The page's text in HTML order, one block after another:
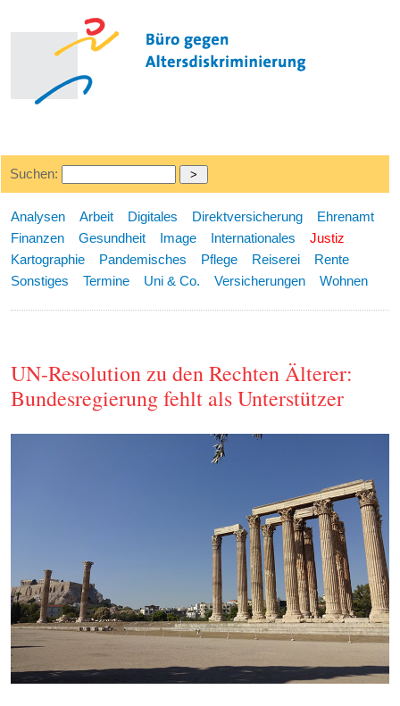
Suchen:
Analysen Arbeit Digitales Direktversicherung
Ehrenamt
Finanzen
Gesundheit Image Internationales
Justiz
Kartographie
Pandemisches Pflege Reiserei
Rente
Sonstiges
Termine Uni & Co. Versicherungen Wohnen
UN-Resolution zu den Rechten Älterer:
Bundesregierung fehlt als Unterstützer